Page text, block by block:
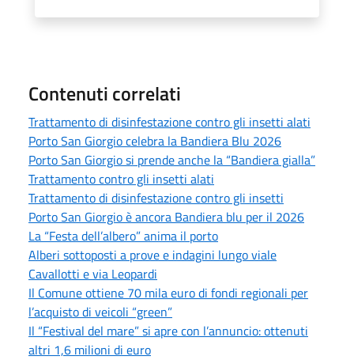
Contenuti correlati
Trattamento di disinfestazione contro gli insetti alati
Porto San Giorgio celebra la Bandiera Blu 2026
Porto San Giorgio si prende anche la “Bandiera gialla”
Trattamento contro gli insetti alati
Trattamento di disinfestazione contro gli insetti
Porto San Giorgio è ancora Bandiera blu per il 2026
La “Festa dell’albero” anima il porto
Alberi sottoposti a prove e indagini lungo viale
Cavallotti e via Leopardi
Il Comune ottiene 70 mila euro di fondi regionali per
l’acquisto di veicoli “green”
Il “Festival del mare” si apre con l’annuncio: ottenuti
altri 1,6 milioni di euro